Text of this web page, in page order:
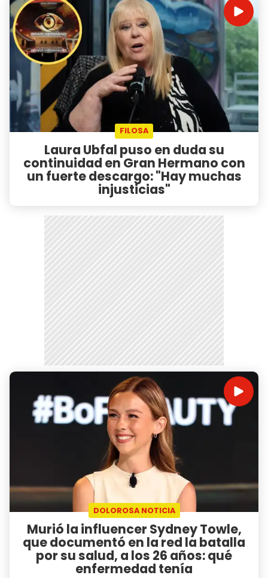
FILOSA
Laura Ubfal puso en duda su
continuidad en Gran Hermano con
un fuerte descargo: "Hay muchas
injusticias"
DOLOROSA NOTICIA
Murió la influencer Sydney Towle,
que documentó en la red la batalla
por su salud, a los 26 años: qué
enfermedad tenía